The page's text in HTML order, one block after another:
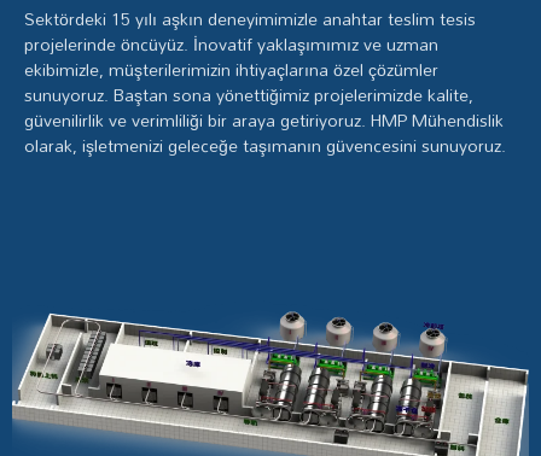
Sektördeki 15 yılı aşkın deneyimimizle anahtar teslim tesis
projelerinde öncüyüz. İnovatif yaklaşımımız ve uzman
ekibimizle, müşterilerimizin ihtiyaçlarına özel çözümler
sunuyoruz. Baştan sona yönettiğimiz projelerimizde kalite,
güvenilirlik ve verimliliği bir araya getiriyoruz. HMP Mühendislik
olarak, işletmenizi geleceğe taşımanın güvencesini sunuyoruz.